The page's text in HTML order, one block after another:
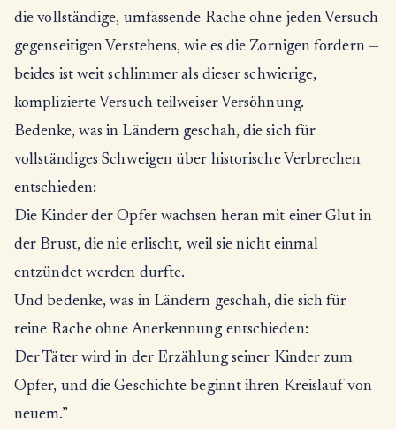
die vollständige, umfassende Rache ohne jeden Versuch
gegenseitigen Verstehens, wie es die Zornigen fordern —
beides ist weit schlimmer als dieser schwierige,
komplizierte Versuch teilweiser Versöhnung.
Bedenke, was in Ländern geschah, die sich für
vollständiges Schweigen über historische Verbrechen
entschieden:
Die Kinder der Opfer wachsen heran mit einer Glut in
der Brust, die nie erlischt, weil sie nicht einmal
entzündet werden durfte.
Und bedenke, was in Ländern geschah, die sich für
reine Rache ohne Anerkennung entschieden:
Der Täter wird in der Erzählung seiner Kinder zum
Opfer, und die Geschichte beginnt ihren Kreislauf von
neuem.”